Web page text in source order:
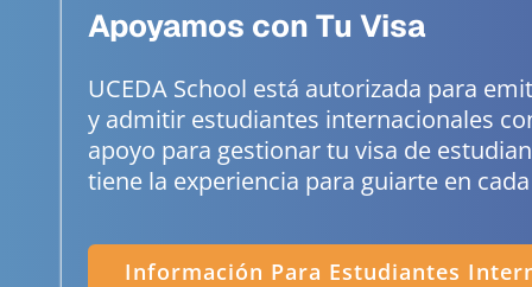
Apoyamos con Tu Visa
UCEDA School está autorizada para
y admitir estudiantes internacionales
apoyo para gestionar tu visa de
tiene la experiencia para guiarte en
Información Para Estudiantes